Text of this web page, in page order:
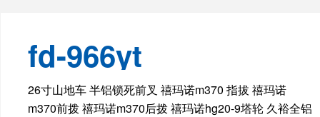
BICYCLE
ELECTRIC BIKE
fd-966yt
26寸山地车 半铝锁死前叉 禧玛诺m370 指拔 禧玛诺
m370前拨 禧玛诺m370后拨 禧玛诺hg20-9塔轮 久裕全铝